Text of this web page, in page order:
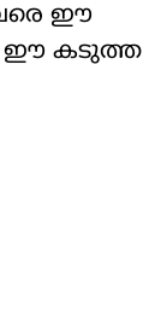
വരെ ഈ
ഈ കടുത്ത